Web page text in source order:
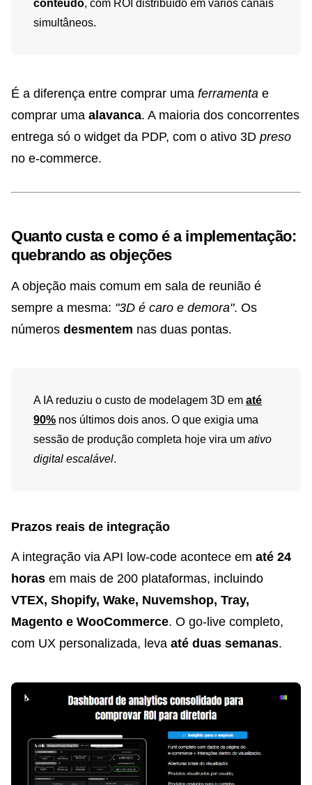
conteúdo, com ROI distribuído em vários canais
simultâneos.
É a diferença entre comprar uma ferramenta e
comprar uma alavanca. A maioria dos concorrentes
entrega só o widget da PDP, com o ativo 3D preso
no e-commerce.
Quanto custa e como é a implementação:
quebrando as objeções
A objeção mais comum em sala de reunião é
sempre a mesma: "3D é caro e demora". Os
números desmentem nas duas pontas.
A IA reduziu o custo de modelagem 3D em até
90% nos últimos dois anos. O que exigia uma
sessão de produção completa hoje vira um ativo
digital escalável.
Prazos reais de integração
A integração via API low-code acontece em até 24
horas em mais de 200 plataformas, incluindo
VTEX, Shopify, Wake, Nuvemshop, Tray,
Magento e WooCommerce. O go-live completo,
com UX personalizada, leva até duas semanas.